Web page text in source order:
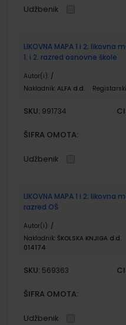
Udžbenik
LIKOVNA MAPA 1 i 2;
1. i 2. razred osnovne škole
Autor(i): /
Nakladnik: ALFA d.d.
SKU: 991734
ŠIFRA OMOTA:
Udžbenik
LIKOVNA MAPA 1 i 2;
razred OŠ
Autor(i): /
Nakladnik: ŠKOLSKA KNJIGA d.d.
014174
SKU: 569363
ŠIFRA OMOTA:
Udžbenik